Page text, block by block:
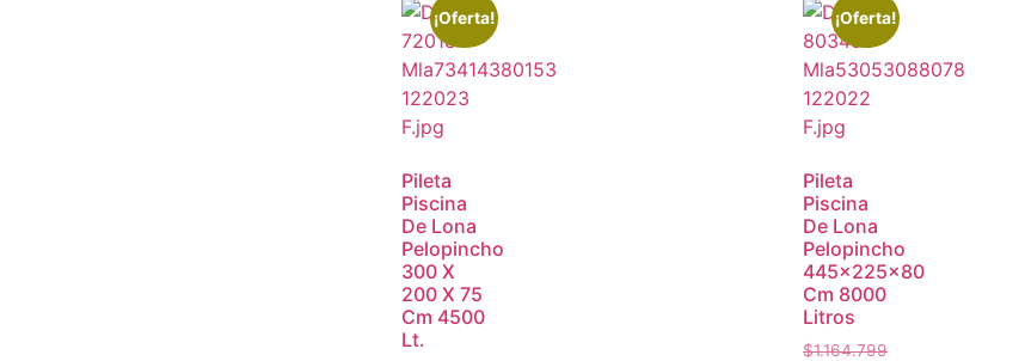
¡Oferta!
Pileta
Piscina
De Lona
Pelopincho
300 X
200 X 75
Cm 4500
Lt.
¡Oferta!
Pileta
Piscina
De Lona
Pelopincho
445x225x80
Cm 8000
Litros
$1.164.799